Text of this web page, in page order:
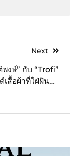
Next
งษ์” กับ “Trofi”
เสื้อผ้าที่ใฝ่ฝันมา